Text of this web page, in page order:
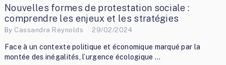
Nouvelles formes de protestation sociale :
comprendre les enjeux et les stratégies
By Cassandra Reynolds 29/02/2024
Face à un contexte politique et économique marqué par la
montée des inégalités, l’urgence écologique …